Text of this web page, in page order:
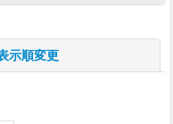
示順変更